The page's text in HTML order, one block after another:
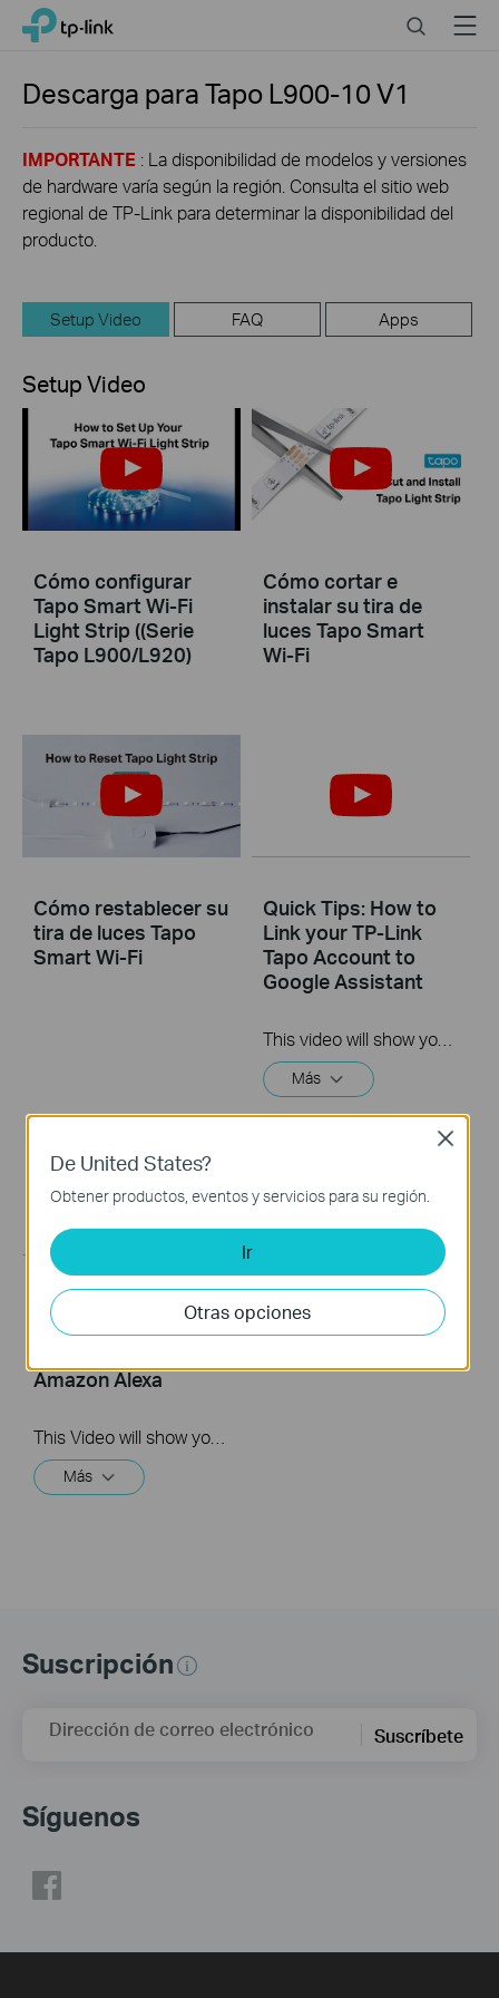
Click
navigation
TP-Link, Reliably Smart SearchMenu
Descarga paraTapo L900-10V1
IMPORTANTE : La disponibilidad de modelos y versiones
de hardware varía según la región. Consulta el sitio web
regional de TP-Link para determinar la disponibilidad del
producto.
Setup Video FAQ Apps
Setup Video
Cómo configurar
Tapo Smart Wi-Fi
Light Strip ((Serie
Tapo L900/L920)
Cómo cortar e
instalar su tira de
luces Tapo Smart
Wi-Fi
Cómo restablecer su
tira de luces Tapo
Smart Wi-Fi
Quick Tips: How to
Link your TP-Link
Tapo Account to
Google Assistant
This video will show you how to link your TP-Link Tapo account to Google Assistant
Más
Quick Tips: How to
Link you TP-Link
Amazon Alexa
This Video will show you how to integrate your Tapo account to Amazon Alexa
Más
Suscripción
Dirección de correo electrónico Suscríbete
Síguenos
De United States?
Obtener productos, eventos y servicios para su región.
Ir
Otras opciones
Close